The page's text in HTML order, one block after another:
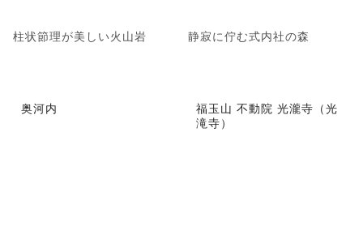
柱状節理が美しい火山岩 静寂に佇む式内社の森
奥河内
福玉山 不動院 光瀧寺（光
滝寺）